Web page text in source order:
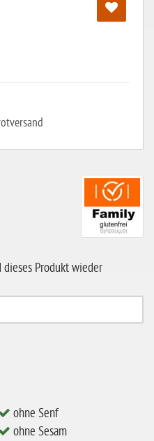
Produkt wieder
ohne Senf
ohne Sesam